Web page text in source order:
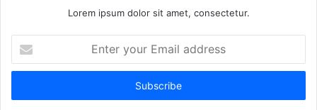
Lorem ipsum dolor sit amet, consectetur.
your
Email